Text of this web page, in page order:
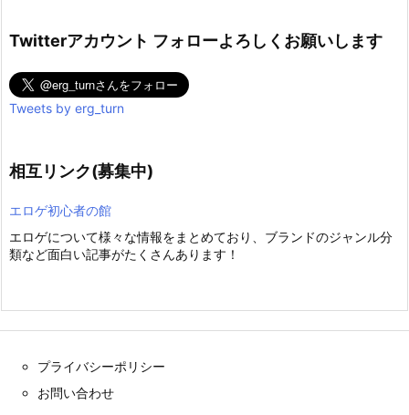
Twitterアカウント フォローよろしくお願いします
Tweets by erg_turn
相互リンク(募集中)
エロゲ初心者の館
エロゲについて様々な情報をまとめており、ブランドのジャンル分
類など面白い記事がたくさんあります！
プライバシーポリシー
お問い合わせ